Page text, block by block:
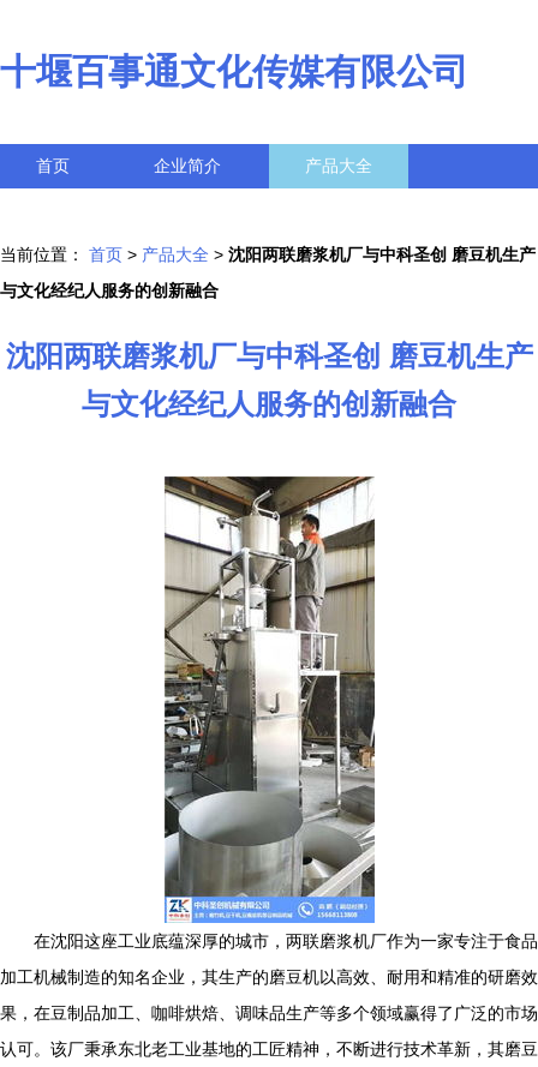
十堰百事通文化传媒有限公司
首页 企业简介 产品大全
当前位置： 首页 > 产品大全 > 沈阳两联磨浆机厂与中科圣创 磨豆机生产
与文化经纪人服务的创新融合
沈阳两联磨浆机厂与中科圣创 磨豆机生产
与文化经纪人服务的创新融合
在沈阳这座工业底蕴深厚的城市，两联磨浆机厂作为一家专注于食品
加工机械制造的知名企业，其生产的磨豆机以高效、耐用和精准的研磨效
果，在豆制品加工、咖啡烘焙、调味品生产等多个领域赢得了广泛的市场
认可。该厂秉承东北老工业基地的工匠精神，不断进行技术革新，其磨豆